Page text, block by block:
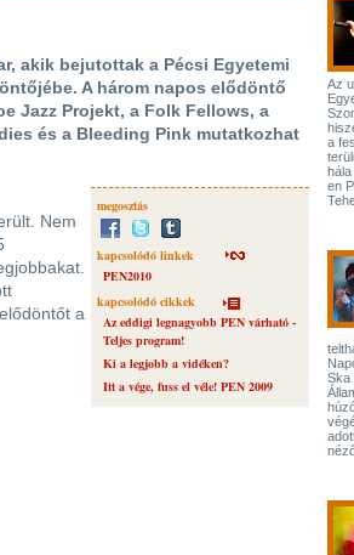
akik bejutottak a Pécsi Egyetemi
A három napos elődöntő
Jazz Projekt, a Folk Fellows, a
és a Bleeding Pink mutatkozhat
megosztás
kapcsolódó linkek
PEN2010
kapcsolódó cikkek
Az eddigi legnagyobb PEN várható -
Teljes program!
Ki a legjobb a vidéken?
Itt a vége, fuss el véle! PEN 2009
Nem
a
Az
a
en
Ska